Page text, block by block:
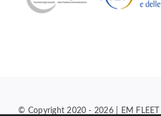
© Copyright 2020 - 2026 | EM